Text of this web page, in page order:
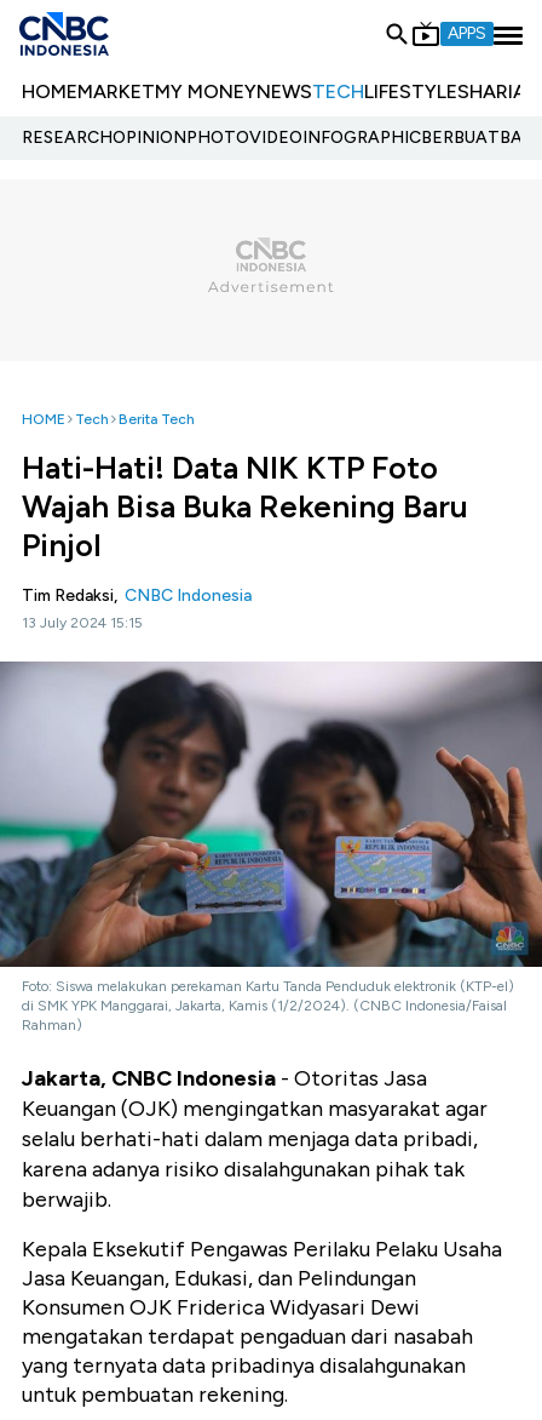
APPS
HOMEMARKETMY MONEYNEWSTECHLIFESTYLESHARIA
RESEARCHOPINIONPHOTOVIDEOINFOGRAPHIC
HOME Tech Berita Tech
Hati-Hati! Data NIK KTP Foto
Wajah Bisa Buka Rekening Baru
Pinjol
Tim Redaksi, CNBC Indonesia
13 July 2024 15:15
Foto: Siswa melakukan perekaman Kartu Tanda Penduduk elektronik (KTP-el)
di SMK YPK Manggarai, Jakarta, Kamis (1/2/2024). (CNBC Indonesia/Faisal
Rahman)
Jakarta, CNBC Indonesia - Otoritas Jasa
Keuangan (OJK) mengingatkan masyarakat agar
selalu berhati-hati dalam menjaga data pribadi,
karena adanya risiko disalahgunakan pihak tak
berwajib.
Kepala Eksekutif Pengawas Perilaku Pelaku Usaha
Jasa Keuangan, Edukasi, dan Pelindungan
Konsumen OJK Friderica Widyasari Dewi
mengatakan terdapat pengaduan dari nasabah
yang ternyata data pribadinya disalahgunakan
untuk pembuatan rekening.